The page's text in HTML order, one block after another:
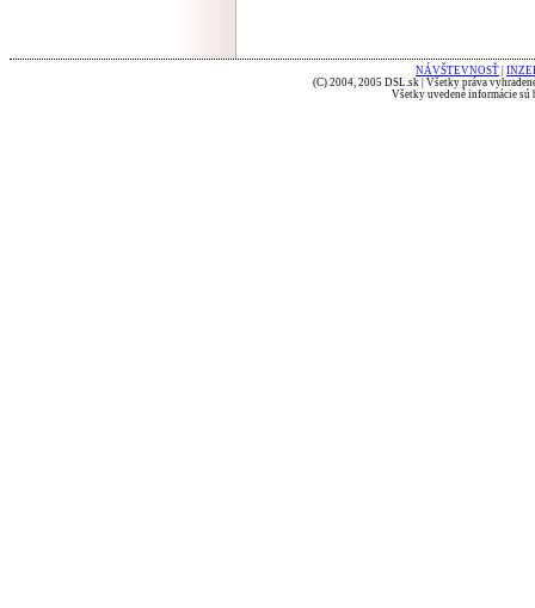
NÁVŠTEVNOSŤ
(C) 2004, 2005 DSL.sk | Všetky práva
Všetky uvedené informácie sú